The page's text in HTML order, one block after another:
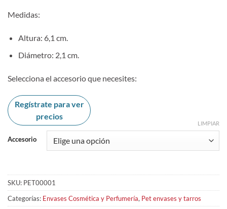
Medidas:
Altura: 6,1 cm.
Diámetro: 2,1 cm.
Selecciona el accesorio que necesites:
Regístrate para ver
precios
Accesorio
LIMPIAR
SKU: PET00001
Categorías: Envases Cosmética y Perfumería, Pet envases y tarros